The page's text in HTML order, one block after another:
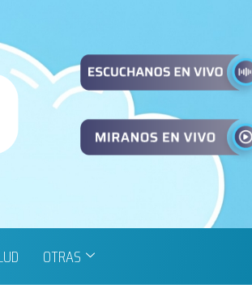
OTRAS